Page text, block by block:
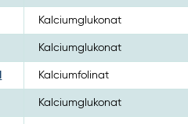
Kalciumglukonat
Kalciumglukonat
Kalciumfolinat
Kalciumglukonat